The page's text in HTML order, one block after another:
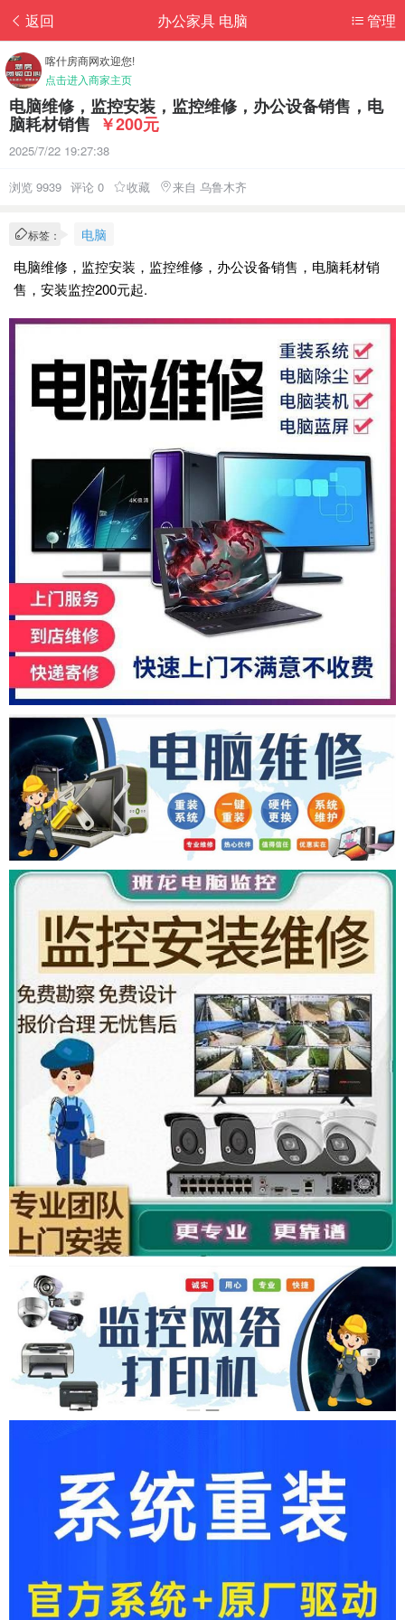
返回 管理
办公家具 电脑
喀什房商网欢迎您!
点击进入商家主页
电脑维修，监控安装，监控维修，办公设备销售，电
脑耗材销售 ￥200元
2025/7/22 19:27:38
浏览 9939 评论 0 收藏 来自 乌鲁木齐
标签： 电脑
电脑维修，监控安装，监控维修，办公设备销售，电脑耗材销
售，安装监控200元起.